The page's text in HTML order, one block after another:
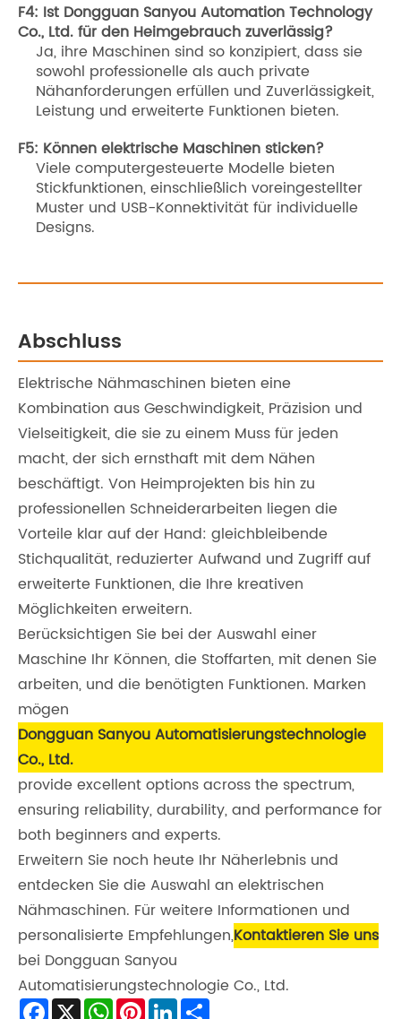
F4: Ist Dongguan Sanyou Automation Technology
Co., Ltd. für den Heimgebrauch zuverlässig?
Ja, ihre Maschinen sind so konzipiert, dass sie
sowohl professionelle als auch private
Nähanforderungen erfüllen und Zuverlässigkeit,
Leistung und erweiterte Funktionen bieten.
F5: Können elektrische Maschinen sticken?
Viele computergesteuerte Modelle bieten
Stickfunktionen, einschließlich voreingestellter
Muster und USB-Konnektivität für individuelle
Designs.
Abschluss
Elektrische Nähmaschinen bieten eine
Kombination aus Geschwindigkeit, Präzision und
Vielseitigkeit, die sie zu einem Muss für jeden
macht, der sich ernsthaft mit dem Nähen
beschäftigt. Von Heimprojekten bis hin zu
professionellen Schneiderarbeiten liegen die
Vorteile klar auf der Hand: gleichbleibende
Stichqualität, reduzierter Aufwand und Zugriff auf
erweiterte Funktionen, die Ihre kreativen
Möglichkeiten erweitern.
Berücksichtigen Sie bei der Auswahl einer
Maschine Ihr Können, die Stoffarten, mit denen Sie
arbeiten, und die benötigten Funktionen. Marken
mögen
Dongguan Sanyou Automatisierungstechnologie
Co., Ltd.
provide excellent options across the spectrum,
ensuring reliability, durability, and performance for
both beginners and experts.
Erweitern Sie noch heute Ihr Näherlebnis und
entdecken Sie die Auswahl an elektrischen
Nähmaschinen. Für weitere Informationen und
personalisierte Empfehlungen,Kontaktieren Sie uns
bei Dongguan Sanyou
Automatisierungstechnologie Co., Ltd.
Facebook
X WhatsApp
Pinterest
LinkedIn